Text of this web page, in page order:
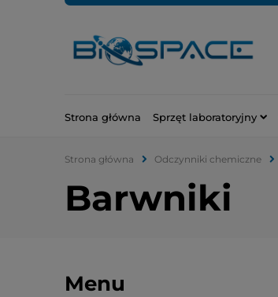
Strona główna Sprzęt laboratoryjny
Strona główna Odczynniki chemiczne
Barwniki
Menu